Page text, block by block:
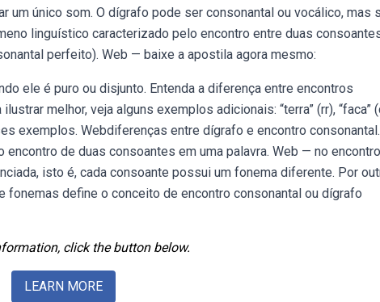
um único som. O dígrafo pode ser consonantal ou vocálico, mas
linguístico caracterizado pelo encontro entre duas
perfeito). Web — baixe a apostila agora mesmo:
ele é puro ou disjunto. Entenda a diferença entre encontros
melhor, veja alguns exemplos adicionais: “terra” (rr), “faca”
exemplos. Webdiferenças entre dígrafo e encontro
de duas consoantes em uma palavra. Web — no encontro
isto é, cada consoante possui um fonema diferente. Por
fonemas define o conceito de encontro consonantal ou dígrafo
click the button below.
LEARN MORE